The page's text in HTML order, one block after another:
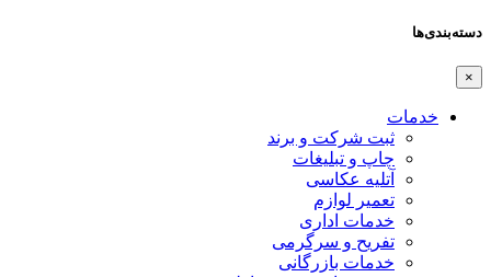
دسته‌بندی‌ها
×
خدمات
ثبت شرکت و برند
چاپ و تبلیغات
آتلیه عکاسی
تعمیر لوازم
خدمات اداری
تفریح و سرگرمی
خدمات بازرگانی